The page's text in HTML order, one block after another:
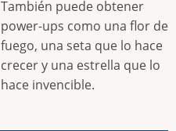
También puede obtener
power-ups como una flor de
fuego, una seta que lo hace
crecer y una estrella que lo
hace invencible.